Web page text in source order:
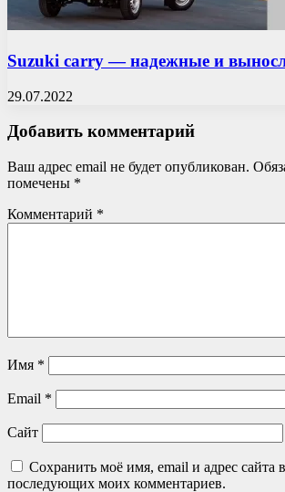
Suzuki carry — надежные и
29.07.2022
Добавить комментарий
Ваш адрес email не будет опубликован.
помечены *
Комментарий *
Имя *
Email *
Сайт
Сохранить моё имя, email и адрес сайта
последующих моих комментариев.